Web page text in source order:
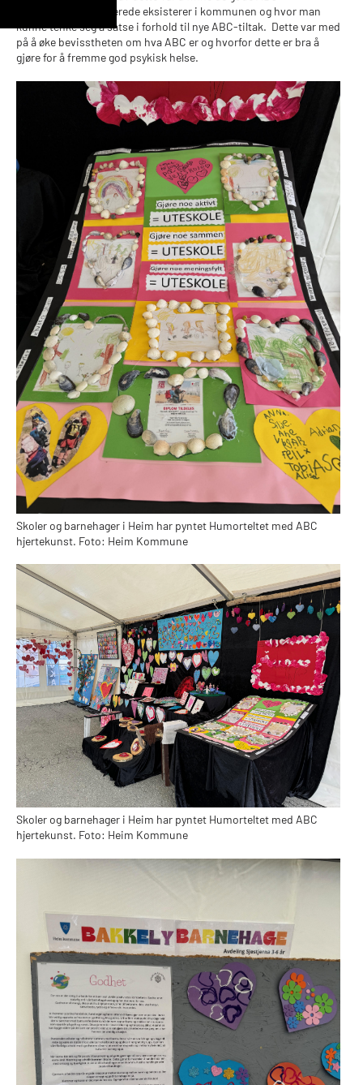
aktivitetene som allerede eksisterer i kommunen og hvor man
kunne tenke seg å satse i forhold til nye ABC-tiltak. Dette var med
på å øke bevisstheten om hva ABC er og hvorfor dette er bra å
gjøre for å fremme god psykisk helse.
Skoler og barnehager i Heim har pyntet Humorteltet med ABC
hjertekunst. Foto: Heim Kommune
Skoler og barnehager i Heim har pyntet Humorteltet med ABC
hjertekunst. Foto: Heim Kommune